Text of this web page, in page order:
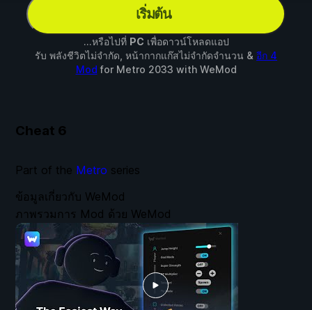
เริ่มต้น
...หรือไปที่ PC เพื่อดาวน์โหลดแอป
รับ พลังชีวิตไม่จำกัด, หน้ากากแก๊สไม่จำกัดจำนวน & อีก 4
Mod for Metro 2033 with WeMod
Cheat 6
ข้อมูลเกี่ยวกับ WeMod
ภาพรวมการ Mod ด้วย WeMod
Part of the Metro series